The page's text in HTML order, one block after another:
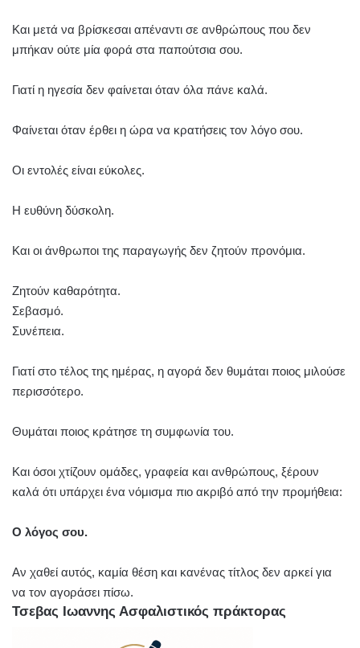
Και μετά να βρίσκεσαι απέναντι σε ανθρώπους που δεν
μπήκαν ούτε μία φορά στα παπούτσια σου.
Γιατί η ηγεσία δεν φαίνεται όταν όλα πάνε καλά.
Φαίνεται όταν έρθει η ώρα να κρατήσεις τον λόγο σου.
Οι εντολές είναι εύκολες.
Η ευθύνη δύσκολη.
Και οι άνθρωποι της παραγωγής δεν ζητούν προνόμια.
Ζητούν καθαρότητα.
Σεβασμό.
Συνέπεια.
Γιατί στο τέλος της ημέρας, η αγορά δεν θυμάται ποιος μιλούσε
περισσότερο.
Θυμάται ποιος κράτησε τη συμφωνία του.
Και όσοι χτίζουν ομάδες, γραφεία και ανθρώπους, ξέρουν
καλά ότι υπάρχει ένα νόμισμα πιο ακριβό από την προμήθεια:
Ο λόγος σου.
Αν χαθεί αυτός, καμία θέση και κανένας τίτλος δεν αρκεί για
να τον αγοράσει πίσω.
Τσεβας Ιωαννης Ασφαλιστικός πράκτορας